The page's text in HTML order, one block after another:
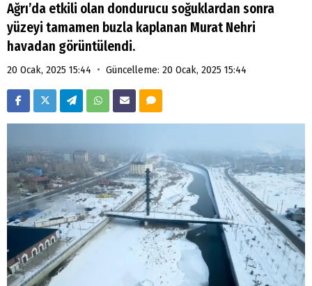
Ağrı’da etkili olan dondurucu soğuklardan sonra
yüzeyi tamamen buzla kaplanan Murat Nehri
havadan görüntülendi.
20 Ocak, 2025 15:44 • Güncelleme: 20 Ocak, 2025 15:44